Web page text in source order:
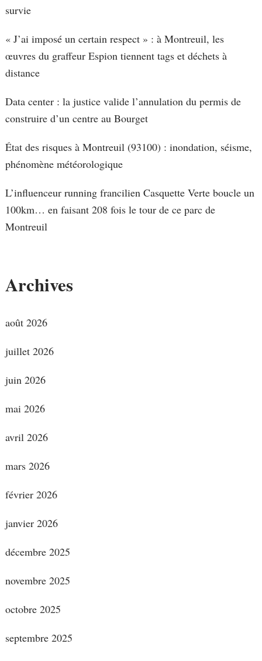
survie
« J’ai imposé un certain respect » : à Montreuil, les
œuvres du graffeur Espion tiennent tags et déchets à
distance
Data center : la justice valide l’annulation du permis de
construire d’un centre au Bourget
État des risques à Montreuil (93100) : inondation, séisme,
phénomène météorologique
L’influenceur running francilien Casquette Verte boucle un
100km… en faisant 208 fois le tour de ce parc de
Montreuil
Archives
août 2026
juillet 2026
juin 2026
mai 2026
avril 2026
mars 2026
février 2026
janvier 2026
décembre 2025
novembre 2025
octobre 2025
septembre 2025